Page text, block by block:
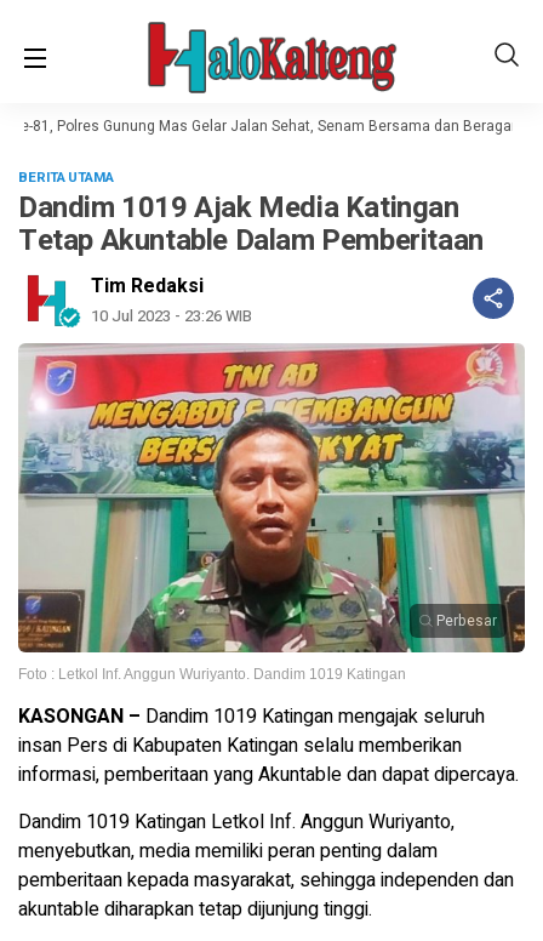
81, Polres Gunung Mas Gelar Jalan Sehat, Senam Bersama dan Beragam
BERITA UTAMA
Dandim 1019 Ajak Media Katingan
Tetap Akuntable Dalam Pemberitaan
Tim Redaksi
10 Jul 2023 - 23:26 WIB
Perbesar
Foto : Letkol Inf. Anggun Wuriyanto. Dandim 1019 Katingan
KASONGAN – Dandim 1019 Katingan mengajak seluruh
insan Pers di Kabupaten Katingan selalu memberikan
informasi, pemberitaan yang Akuntable dan dapat dipercaya.
Dandim 1019 Katingan Letkol Inf. Anggun Wuriyanto,
menyebutkan, media memiliki peran penting dalam
pemberitaan kepada masyarakat, sehingga independen dan
akuntable diharapkan tetap dijunjung tinggi.